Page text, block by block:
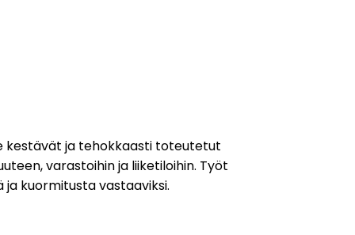
kestävät ja tehokkaasti toteutetut
varastoihin ja liiketiloihin. Työt
kuormitusta vastaaviksi.